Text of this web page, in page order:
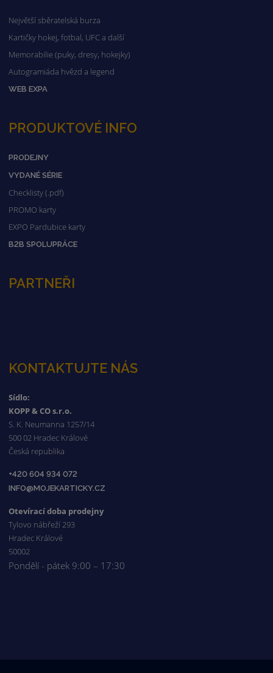
Největší sběratelská burza
Kartičky hokej, fotbal, UFC a další
Memorabilie (puky, dresy, hokejky)
Autogramiáda hvězd a legend
WEB EXPA
PRODUKTOVÉ INFO
PRODEJNY
VYDANÉ SÉRIE
Checklisty (.pdf)
PROMO karty
EXPO Pardubice karty
B2B SPOLUPRÁCE
PARTNEŘI
KONTAKTUJTE NÁS
Sídlo:
KOPP & CO s.r.o.
S. K. Neumanna 1257/14
500 02 Hradec Králové
Česká republika
+420 604 934 072
INFO@MOJEKARTICKY.CZ
Otevírací doba prodejny
Tylovo nábřeží 293
Hradec Králové
50002
Pondělí - pátek 9:00 – 17:30